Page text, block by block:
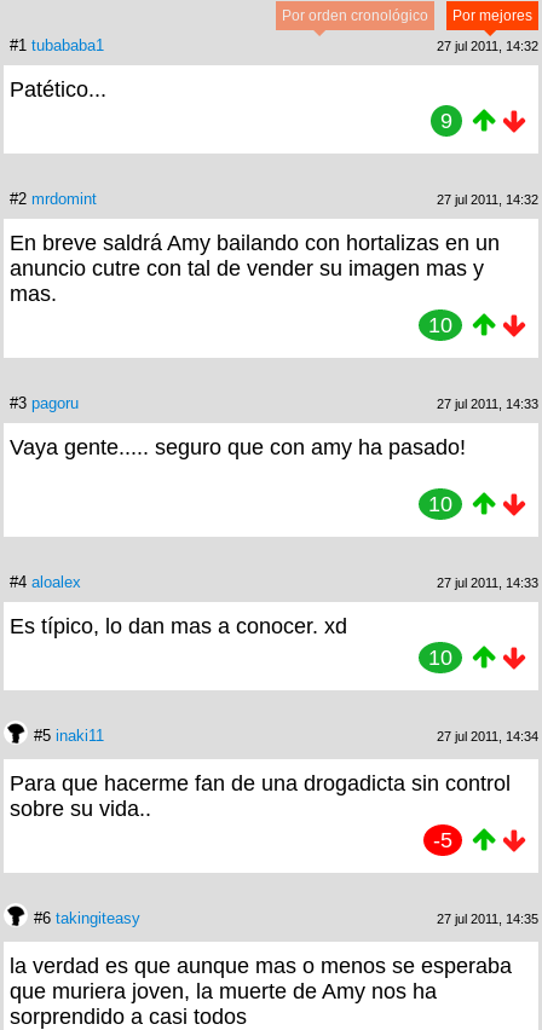
Por mejores
Por orden cronológico
#1 tubababa1 27 jul 2011, 14:32
Patético...
9
#2 mrdomint 27 jul 2011, 14:32
En breve saldrá Amy bailando con hortalizas en un
anuncio cutre con tal de vender su imagen mas y
mas.
10
#3 pagoru 27 jul 2011, 14:33
Vaya gente..... seguro que con amy ha pasado!
10
#4 aloalex 27 jul 2011, 14:33
Es típico, lo dan mas a conocer. xd
10
#5 inaki11 27 jul 2011, 14:34
Para que hacerme fan de una drogadicta sin control
sobre su vida..
-5
#6 takingiteasy 27 jul 2011, 14:35
la verdad es que aunque mas o menos se esperaba
que muriera joven, la muerte de Amy nos ha
sorprendido a casi todos